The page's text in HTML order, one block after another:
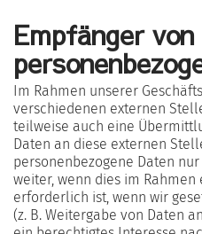
Empfänger von
Im Rahmen unserer
verschiedenen externen
teilweise auch eine
Daten an diese externen
personenbezogene Daten
weiter, wenn dies im
erforderlich ist, wenn wir
(z. B. Weitergabe von Daten